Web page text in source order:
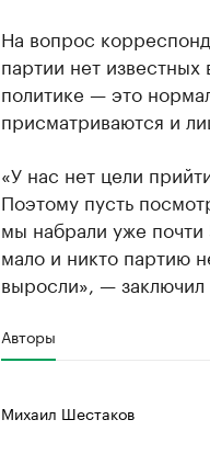
На вопрос
партии нет
политике — это
присматриваются и
«У нас нет цели
Поэтому пусть
мы набрали уже почти
мало и никто партию
выросли», — заключил
Авторы
Михаил Шестаков